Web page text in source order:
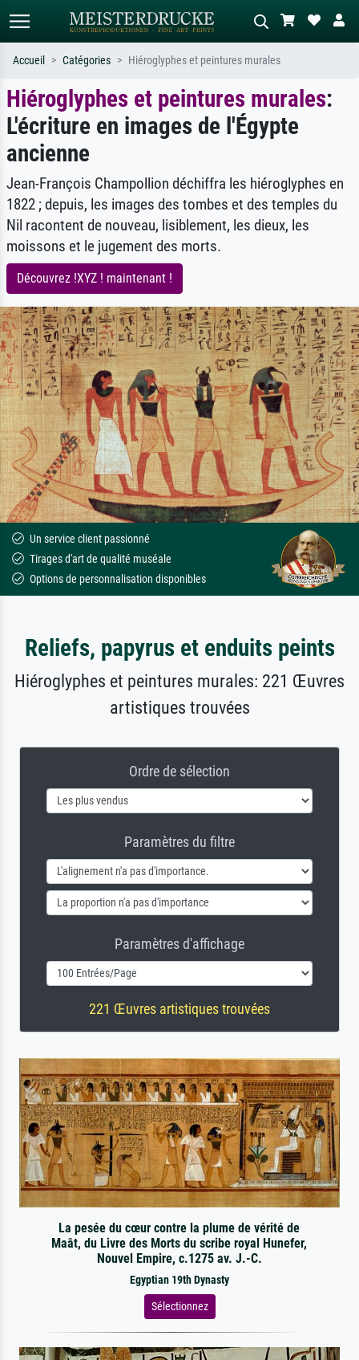
Recherche standard Recherche d'images IA
Recherchez par artiste, titre ou style –
ex. Monet, Nuit étoilée,
impressionnisme, vague de Hokusai,
nu.
Décrivez la scène – ex. prairie verte,
abstrait avec beaucoup de rouge,
Accueil Catégories Hiéroglyphes et peintures murales
Hiéroglyphes et peintures murales:
L'écriture en images de l'Égypte
ancienne
Jean-François Champollion déchiffra les hiéroglyphes en
1822 ; depuis, les images des tombes et des temples du
Nil racontent de nouveau, lisiblement, les dieux, les
moissons et le jugement des morts.
Découvrez !XYZ ! maintenant !
Un service client passionné
Tirages d'art de qualité muséale
Options de personnalisation disponibles
Reliefs, papyrus et enduits peints
Hiéroglyphes et peintures murales: 221 Œuvres
artistiques trouvées
Ordre de sélection
Paramètres du filtre
Paramètres d'affichage
221 Œuvres artistiques trouvées
La pesée du cœur contre la plume de vérité de
Maât, du Livre des Morts du scribe royal Hunefer,
Nouvel Empire, c.1275 av. J.-C.
Egyptian 19th Dynasty
Sélectionnez